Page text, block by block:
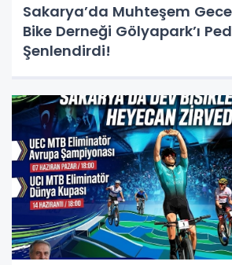
Sakarya’da Muhteşem
Bike Derneği Gölyapark’ı
Şenlendirdi!